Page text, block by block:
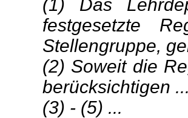
(1) Das
festgesetzte
Stellengruppe,
(2) Soweit die
berücksichtigen ...
(3) - (5) ...